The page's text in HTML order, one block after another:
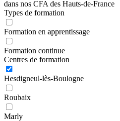
dans nos CFA des Hauts-de-France
Types de formation
Formation en apprentissage
Formation continue
Centres de formation
Hesdigneul-lès-Boulogne
Roubaix
Marly